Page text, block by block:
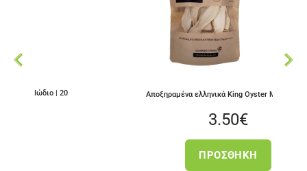
Αποξηραμένα ελληνικά King Oyster Mushrooms
ΠΡΟΣΘΉΚΗ